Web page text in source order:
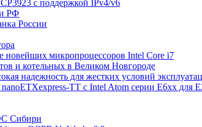
с поддержкой IPv4/v6
РФ
России
новейших микропроцессоров Intel Core i7
и котельных в Великом Новгороде
надежность для жестких условий
TT с Intel Atom серии E6xx для
Сибири